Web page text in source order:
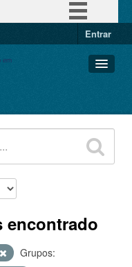
Entrar
encontrado
Grupos: